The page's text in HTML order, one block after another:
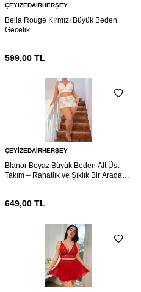
ÇEYIZEDAIRHERŞEY
Bella Rouge Kırmızı Büyük Beden
Gecelik
599,00 TL
ÇEYIZEDAIRHERŞEY
Blanor Beyaz Büyük Beden Alt Üst
Takım – Rahatlık ve Şıklık Bir Arada
649,00 TL